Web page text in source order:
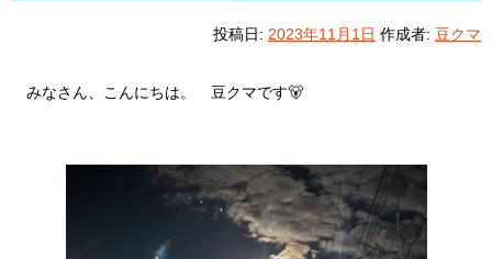
投稿日: 2023年11月1日 作成者: 豆クマ
みなさん、こんにちは。 豆クマです🐻